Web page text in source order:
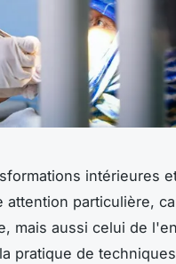
intérieures
attention particulière,
mais aussi celui de
pratique de